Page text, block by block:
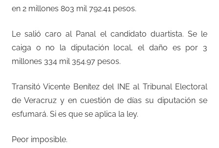
en 2 millones 803 mil 792.41 pesos.
Le salió caro al Panal el candidato duartista. Se le
caiga o no la diputación local, el daño es por 3
millones 334 mil 354.97 pesos.
Transitó Vicente Benítez del INE al Tribunal Electoral
de Veracruz y en cuestión de días su diputación se
esfumará. Si es que se aplica la ley.
Peor imposible.